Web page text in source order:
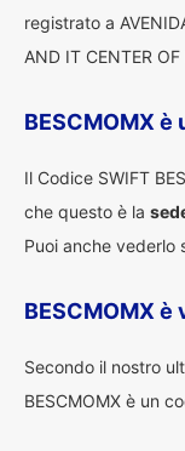
registrato a
AND IT CENTER
BESCMOMX
Il Codice SWIFT
che questo è la
Puoi anche vederlo
BESCMOMX
Secondo il nostro
BESCMOMX è un